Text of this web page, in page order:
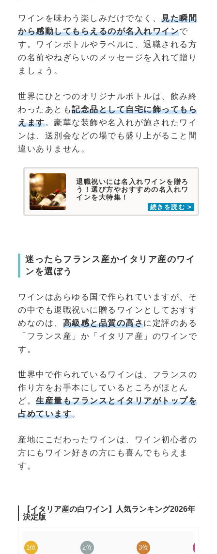
ワインを味わう楽しみだけでなく、 見た瞬間
から感動してもらえるのが名入れワインで
す。ワインボトルやラベルに、退職される方
の名前やねぎらいのメッセージを入れて贈り
ましょう。
世界にひとつのオリジナルボトルは、飲み終
わったあとも記念品として自宅に飾ってもら
えます。豪華な装飾や名入れが施されたワイ
ンは、送別会などの場でも盛り上がること間
違いありません。
退職祝いには名入れワインを贈ろ
う！選び方やおすすめの名入れワ
インを大特集！
迷ったらフランス産かイタリア産のワイ
ンを選ぼう
ワインはあらゆる国で作られていますが、そ
の中でも退職祝いに贈るワインとしておすす
めなのは、 高級感と品質の高さに定評のある
「フランス産」か「イタリア産」のワインで
す。
世界中で作られているワインは、フランスの
作り方をお手本にしているところがほとん
ど。 生産量もフランスとイタリアがトップを
占めています。
産地にこだわったワインは、ワイン初心者の
方にもワイン好きの方にも喜んでもらえま
す。